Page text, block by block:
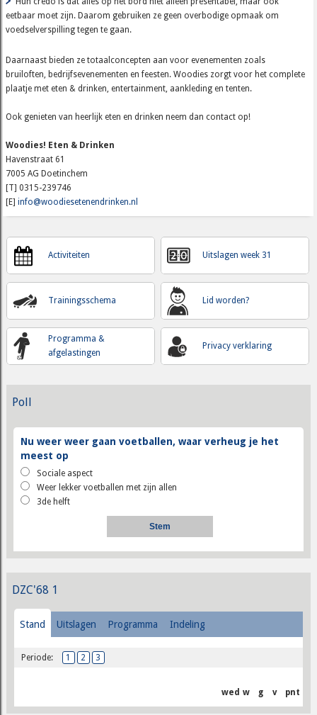
eetbaar moet zijn. Daarom gebruiken ze geen overbodige opmaak om
voedselverspilling tegen te gaan.
Daarnaast bieden ze totaalconcepten aan voor evenementen zoals
bruiloften, bedrijfsevenementen en feesten. Woodies zorgt voor het complete
plaatje met eten & drinken, entertainment, aankleding en tenten.
Ook genieten van heerlijk eten en drinken neem dan contact op!
Woodies! Eten & Drinken
Havenstraat 61
7005 AG Doetinchem
[T] 0315-239746
[E]info@woodiesetenendrinken.nl
Activiteiten
Trainingsschema
Programma &
afgelastingen
Uitslagen week 31
Lid worden?
Privacy verklaring
Poll
Nu weer weer gaan voetballen, waar verheug je het
meest op
Sociale aspect
Weer lekker voetballen met zijn allen
3de helft
DZC'68 1
Stand Uitslagen Programma Indeling
Periode: 1 2 3
wed w g v pnt